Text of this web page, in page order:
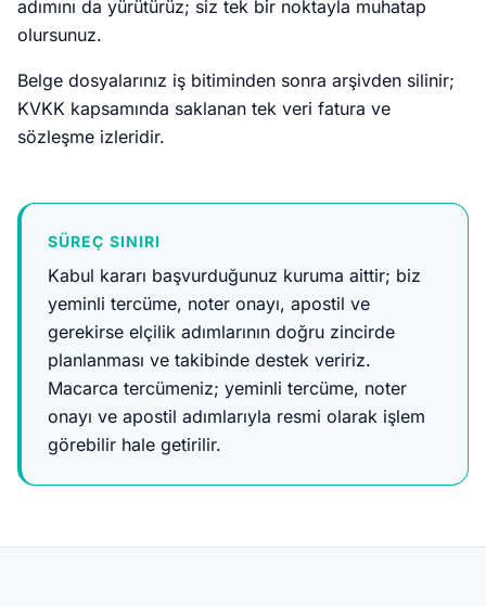
adımını da yürütürüz; siz tek bir noktayla muhatap
olursunuz.
Belge dosyalarınız iş bitiminden sonra arşivden silinir;
KVKK kapsamında saklanan tek veri fatura ve
sözleşme izleridir.
SÜREÇ SINIRI
Kabul kararı başvurduğunuz kuruma aittir; biz
yeminli tercüme, noter onayı, apostil ve
gerekirse elçilik adımlarının doğru zincirde
planlanması ve takibinde destek veririz.
Macarca tercümeniz; yeminli tercüme, noter
onayı ve apostil adımlarıyla resmi olarak işlem
görebilir hale getirilir.